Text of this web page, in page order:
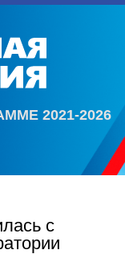
2021-2026
с